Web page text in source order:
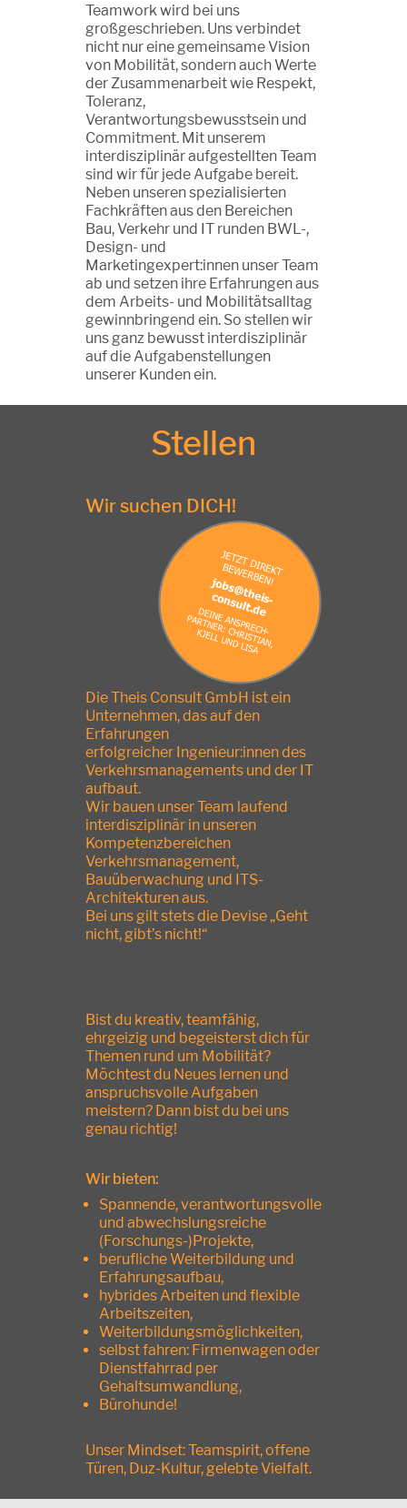
Teamwork wird bei uns
großgeschrieben. Uns verbindet
nicht nur eine gemeinsame Vision
von Mobilität, sondern auch Werte
der Zusammenarbeit wie Respekt,
Toleranz,
Verantwortungsbewusstsein und
Commitment. Mit unserem
interdisziplinär aufgestellten Team
sind wir für jede Aufgabe bereit.
Neben unseren spezialisierten
Fachkräften aus den Bereichen
Bau, Verkehr und IT runden BWL-,
Design- und
Marketingexpert:innen unser Team
ab und setzen ihre Erfahrungen aus
dem Arbeits- und Mobilitätsalltag
gewinnbringend ein. So stellen wir
uns ganz bewusst interdisziplinär
auf die Aufgabenstellungen
unserer Kunden ein.
Stellen
Wir suchen DICH!
Die Theis Consult GmbH ist ein
Unternehmen, das auf den
Erfahrungen
erfolgreicher Ingenieur:innen des
Verkehrsmanagements und der IT
aufbaut.
Wir bauen unser Team laufend
interdisziplinär in unseren
Kompetenzbereichen
Verkehrsmanagement,
Bauüberwachung und ITS-
Architekturen aus.
Bei uns gilt stets die Devise „Geht
nicht, gibt’s nicht!“
Bist du kreativ, teamfähig,
ehrgeizig und begeisterst dich für
Themen rund um Mobilität?
Möchtest du Neues lernen und
anspruchsvolle Aufgaben
meistern? Dann bist du bei uns
genau richtig!
Wir bieten:
Spannende, verantwortungsvolle
und abwechslungsreiche
(Forschungs-)Projekte,
berufliche Weiterbildung und
Erfahrungsaufbau,
hybrides Arbeiten und flexible
Arbeitszeiten,
Weiterbildungsmöglichkeiten,
selbst fahren: Firmenwagen oder
Dienstfahrrad per
Gehaltsumwandlung,
Bürohunde!
Unser Mindset: Teamspirit, offene
Türen, Duz-Kultur, gelebte Vielfalt.